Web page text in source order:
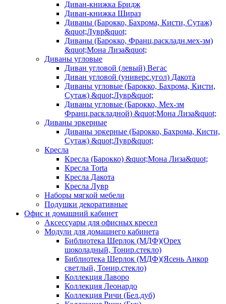
Диван-книжка Бридж
Диван-книжка Шираз
Диваны (Барокко, Бахрома, Кисти, Сутаж)
&quot;Лувр&quot;
Диваны (Барокко, Франц.раскладн.мех-зм)
&quot;Мона Лиза&quot;
Диваны угловые
Диван угловой (левый) Вегас
Диван угловой (универс.угол) Дакота
Диваны угловые (Барокко, Бахрома, Кисти,
Сутаж) &quot;Лувр&quot;
Диваны угловые (Барокко, Мех-зм
Франц.раскладной) &quot;Мона Лиза&quot;
Диваны эркерные
Диваны эркерные (Барокко, Бахрома, Кисти,
Сутаж) &quot;Лувр&quot;
Кресла
Кресла (Барокко) &quot;Мона Лиза&quot;
Кресла Torta
Кресла Дакота
Кресла Лувр
Наборы мягкой мебели
Подушки декоративные
Офис и домашний кабинет
Аксессуары для офисных кресел
Модули для домашнего кабинета
Библиотека Шерлок (МДФ)(Орех
шоколадный, Тонир.стекло)
Библиотека Шерлок (МДФ)(Ясень Анкор
светлый, Тонир.стекло)
Коллекция Лаворо
Коллекция Леонардо
Коллекция Ричи (Бел.дуб)